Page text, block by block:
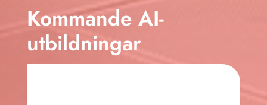
Kommande AI-
utbildningar